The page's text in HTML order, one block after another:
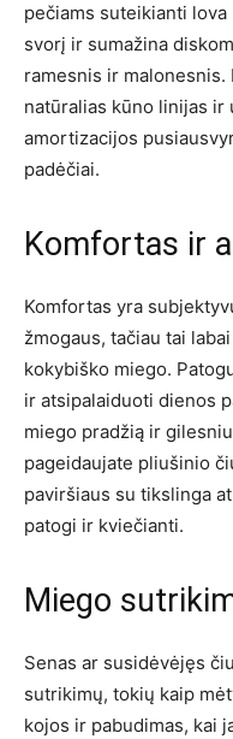
pečiams suteikianti
svorį ir sumažina
ramesnis ir
natūralias kūno linijas
amortizacijos
padėčiai.
Komfortas ir
Komfortas yra
žmogaus, tačiau tai
kokybiško miego.
ir atsipalaiduoti dienos
miego pradžią ir
pageidaujate pliušinio
paviršiaus su tikslinga
patogi ir kviečianti.
Miego
Senas ar susidėvėjęs
sutrikimų, tokių kaip
kojos ir pabudimas, kai